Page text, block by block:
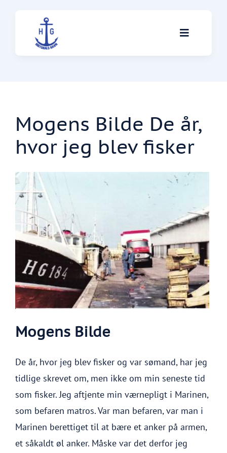
Toggle
Servicevirksomheder
Anekdoter
Om klubben
Kontakt
Mogens Bilde De år,
hvor jeg blev fisker
Mogens Bilde
De år, hvor jeg blev fisker og var sømand, har jeg
tidlige skrevet om, men ikke om min seneste tid
som fisker. Jeg aftjente min værnepligt i Marinen,
som befaren matros. Var man befaren, var man i
Marinen berettiget til at bære et anker på armen,
et såkaldt øl anker. Måske var det derfor jeg